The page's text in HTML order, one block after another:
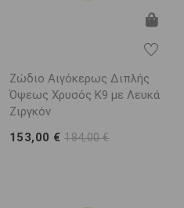
Ζώδιο Αιγόκερως Διπλής
Όψεως Χρυσός K9 με Λευκά
Ζιργκόν
153,00 €184,00 €